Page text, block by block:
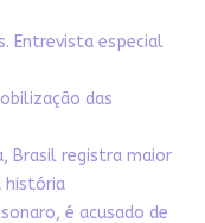
Entrevista especial
das
Brasil registra maior
história
é acusado de